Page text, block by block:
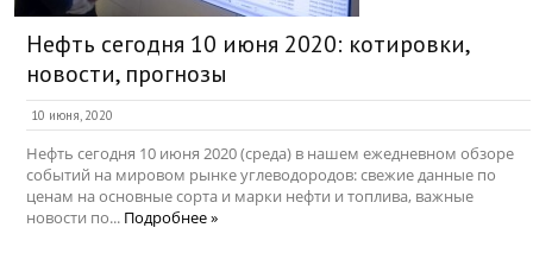
Нефть сегодня 10 июня 2020: котировки,
новости, прогнозы
10 июня, 2020
Нефть сегодня 10 июня 2020 (среда) в нашем ежедневном обзоре
событий на мировом рынке углеводородов: свежие данные по
ценам на основные сорта и марки нефти и топлива, важные
новости по... Подробнее »